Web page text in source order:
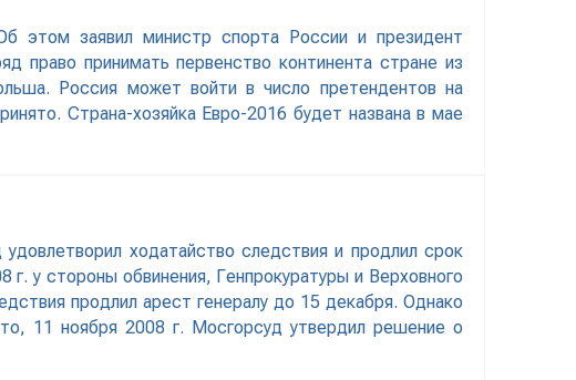
этом заявил министр спорта России и президент
принимать первенство континента стране из
Россия может войти в число претендентов на
Страна-хозяйка Евро-2016 будет названа в мае
ходатайство следствия и продлил срок
у стороны обвинения, Генпрокуратуры и Верховного
продлил арест генералу до 15 декабря. Однако
11 ноября 2008 г. Мосгорсуд утвердил решение о